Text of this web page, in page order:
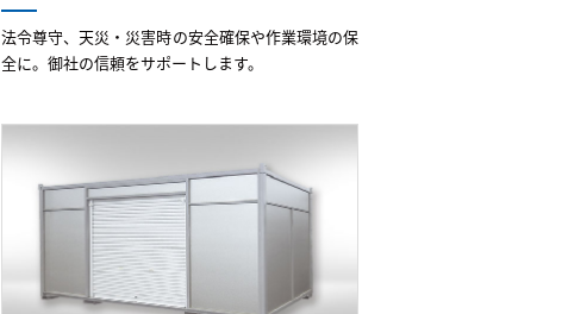
法令尊守、天災・災害時の安全確保や作業環境の保
全に。御社の信頼をサポートします。